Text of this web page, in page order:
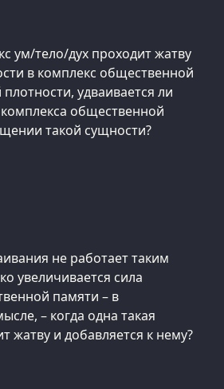
ум/тело/дух проходит жатву
в комплекс общественной
удваивается ли
общественной
такой сущности?
не работает таким
увеличивается сила
памяти – в
– когда одна такая
жатву и добавляется к нему?